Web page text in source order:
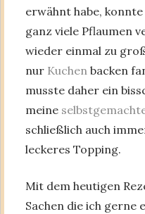
erwähnt habe,
ganz viele Pflaumen
wieder einmal zu
nur Kuchen backen
musste daher ein
meine
schließlich auch
leckeres Topping.
Mit dem heutigen
Sachen die ich gerne